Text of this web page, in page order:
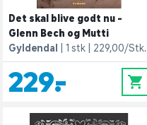
Det skal blive godt nu -
Glenn Bech og Mutti
Gyldendal
1 stk 229,00/Stk.
229,- 0